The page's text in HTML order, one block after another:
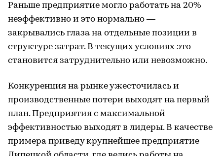
Раньше предприятие могло работать на 20%
неэффективно и это нормально —
закрывались глаза на отдельные позиции в
структуре затрат. В текущих условиях это
становится затруднительно или невозможно.
Конкуренция на рынке ужесточилась и
производственные потери выходят на первый
план. Предприятия с максимальной
эффективностью выходят в лидеры. В качестве
примера приведу крупнейшее предприятие